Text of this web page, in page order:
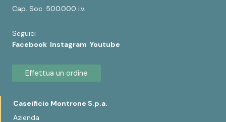
Cap. Soc. 500.000 i.v.
Seguici
Facebook Instagram Youtube
Effettua un ordine
Caseificio Montrone S.p.a.
Azienda